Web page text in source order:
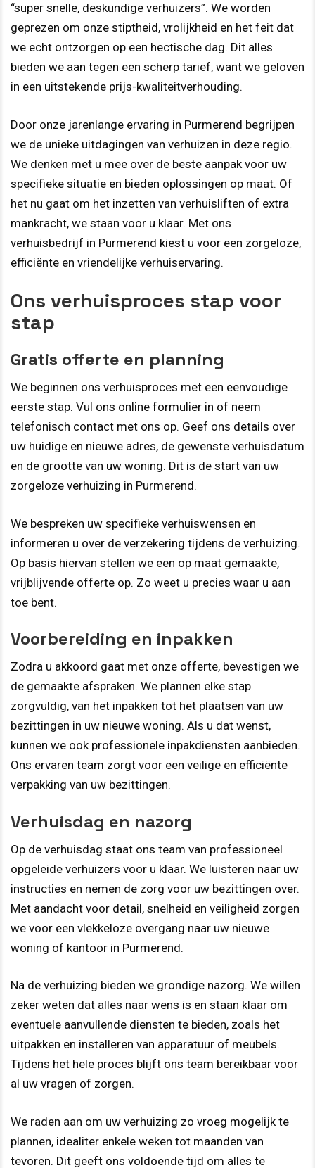
“super snelle, deskundige verhuizers”. We worden
geprezen om onze stiptheid, vrolijkheid en het feit dat
we echt ontzorgen op een hectische dag. Dit alles
bieden we aan tegen een scherp tarief, want we geloven
in een uitstekende prijs-kwaliteitverhouding.
Door onze jarenlange ervaring in Purmerend begrijpen
we de unieke uitdagingen van verhuizen in deze regio.
We denken met u mee over de beste aanpak voor uw
specifieke situatie en bieden oplossingen op maat. Of
het nu gaat om het inzetten van verhuisliften of extra
mankracht, we staan voor u klaar. Met ons
verhuisbedrijf in Purmerend kiest u voor een zorgeloze,
efficiënte en vriendelijke verhuiservaring.
Ons verhuisproces stap voor
stap
Gratis offerte en planning
We beginnen ons verhuisproces met een eenvoudige
eerste stap. Vul ons online formulier in of neem
telefonisch contact met ons op. Geef ons details over
uw huidige en nieuwe adres, de gewenste verhuisdatum
en de grootte van uw woning. Dit is de start van uw
zorgeloze verhuizing in Purmerend.
We bespreken uw specifieke verhuiswensen en
informeren u over de verzekering tijdens de verhuizing.
Op basis hiervan stellen we een op maat gemaakte,
vrijblijvende offerte op. Zo weet u precies waar u aan
toe bent.
Voorbereiding en inpakken
Zodra u akkoord gaat met onze offerte, bevestigen we
de gemaakte afspraken. We plannen elke stap
zorgvuldig, van het inpakken tot het plaatsen van uw
bezittingen in uw nieuwe woning. Als u dat wenst,
kunnen we ook professionele inpakdiensten aanbieden.
Ons ervaren team zorgt voor een veilige en efficiënte
verpakking van uw bezittingen.
Verhuisdag en nazorg
Op de verhuisdag staat ons team van professioneel
opgeleide verhuizers voor u klaar. We luisteren naar uw
instructies en nemen de zorg voor uw bezittingen over.
Met aandacht voor detail, snelheid en veiligheid zorgen
we voor een vlekkeloze overgang naar uw nieuwe
woning of kantoor in Purmerend.
Na de verhuizing bieden we grondige nazorg. We willen
zeker weten dat alles naar wens is en staan klaar om
eventuele aanvullende diensten te bieden, zoals het
uitpakken en installeren van apparatuur of meubels.
Tijdens het hele proces blijft ons team bereikbaar voor
al uw vragen of zorgen.
We raden aan om uw verhuizing zo vroeg mogelijk te
plannen, idealiter enkele weken tot maanden van
tevoren. Dit geeft ons voldoende tijd om alles te